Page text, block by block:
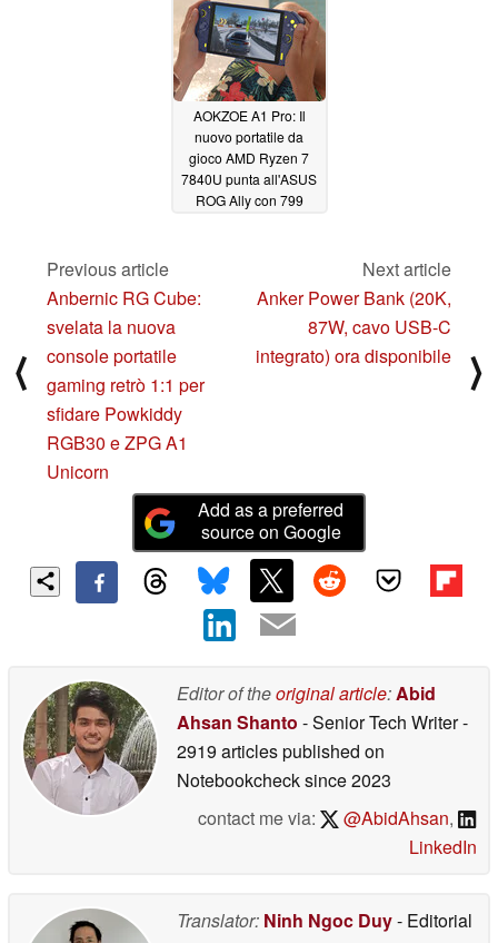
AOKZOE A1 Pro: Il
nuovo portatile da
gioco AMD Ryzen 7
7840U punta all'ASUS
ROG Ally con 799
⟨
Previous article
Anbernic RG Cube:
svelata la nuova
console portatile
gaming retrò 1:1 per
sfidare Powkiddy
RGB30 e ZPG A1
Unicorn
Next article
Anker Power Bank (20K,
87W, cavo USB-C
integrato) ora disponibile
⟩
Add as a preferred
source on Google
Editor of theoriginal article:Abid
Ahsan Shanto - Senior Tech Writer-
2919 articles published on
Notebookchecksince 2023
contact me via:
@AbidAhsan,
LinkedIn
Translator: Ninh Ngoc Duy- Editorial